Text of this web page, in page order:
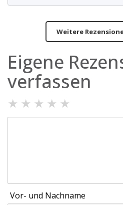
Weitere
Eigene
verfassen
★ ★ ★ ★ ★
Vor- und Nachname